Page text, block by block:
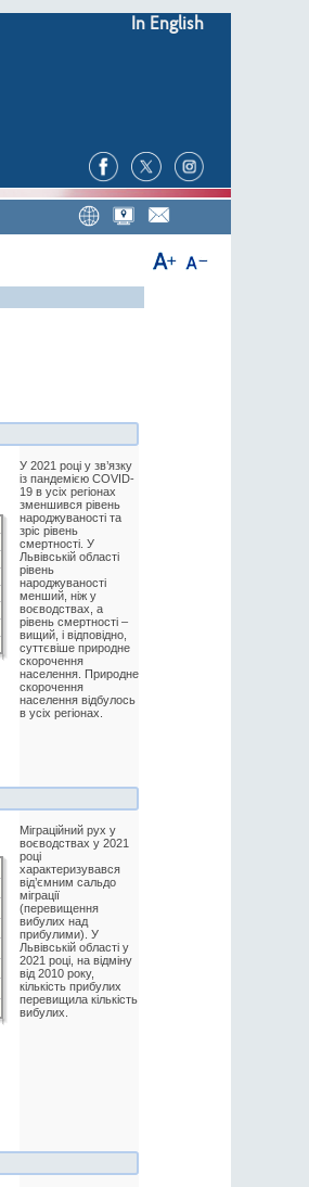
In English
У 2021 році у зв’язку
із пандемією COVID-
19 в усіх регіонах
зменшився рівень
народжуваності та
зріс рівень
смертності. У
Львівській області
рівень
народжуваності
менший, ніж у
воєводствах, а
рівень смертності –
вищий, і відповідно,
суттєвіше природне
скорочення
населення. Природне
скорочення
населення відбулось
в усіх регіонах.
Міграційний рух у
воєводствах у 2021
році
характеризувався
від’ємним сальдо
міграції
(перевищення
вибулих над
прибулими). У
Львівській області у
2021 році, на відміну
від 2010 року,
кількість прибулих
перевищила кількість
вибулих.